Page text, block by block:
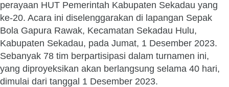
perayaan HUT Pemerintah Kabupaten Sekadau yang
ke-20. Acara ini diselenggarakan di lapangan Sepak
Bola Gapura Rawak, Kecamatan Sekadau Hulu,
Kabupaten Sekadau, pada Jumat, 1 Desember 2023.
Sebanyak 78 tim berpartisipasi dalam turnamen ini,
yang diproyeksikan akan berlangsung selama 40 hari,
dimulai dari tanggal 1 Desember 2023.